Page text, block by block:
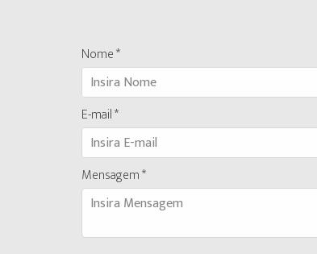
Nome *
E-mail *
Mensagem *